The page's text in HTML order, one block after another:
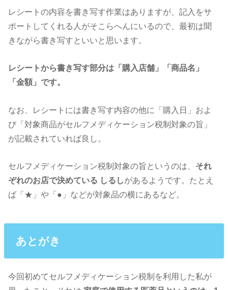
レシートの内容を書き写す作業はありますが、記入をサ
ポートしてくれる人がそこらへんにいるので、最初は聞
きながら書き写すといいと思います。
レシートから書き写す部分は「購入店舗」「商品名」
「金額」です。
なお、レシートには書き写す内容の他に「購入日」およ
び「対象商品がセルフメディケーション税制対象の旨」
が記載されていれば良し。
セルフメディケーション税制対象の旨というのは、 それ
ぞれのお店で決めている しるしがあるようです。たとえ
ば「★」や「●」などが対象品の横にあるなど。
あとがき
今回初めてセルフメディケーション税制を利用した私が